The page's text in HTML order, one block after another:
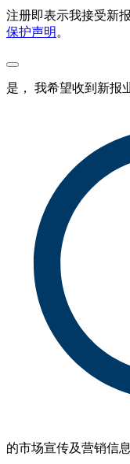
注册即表示我接受新
保护声明 。
是， 我希望收到新报
的市场宣传及营销信息